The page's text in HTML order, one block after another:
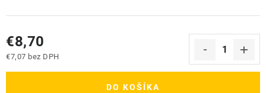
€8,70
€7,07 bez DPH
DO KOŠÍKA